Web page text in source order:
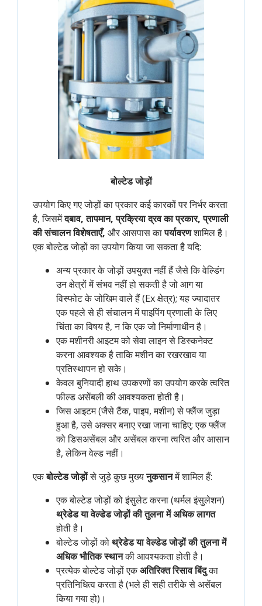
बोल्टेड जोड़ों
उपयोग किए गए जोड़ों का प्रकार कई कारकों पर निर्भर करता
है, जिसमेंदबाव, तापमान, प्रक्रिया द्रव का प्रकार, प्रणाली
की संचालन विशेषताएँ, और आसपास कापर्यावरणशामिल है।
एक बोल्टेड जोड़ों का उपयोग किया जा सकता है यदि:
अन्य प्रकार के जोड़ों उपयुक्त नहीं हैं जैसे कि वेल्डिंग
उन क्षेत्रों में संभव नहीं हो सकती है जो आग या
विस्फोट के जोखिम वाले हैं (Ex क्षेत्र); यह ज्यादातर
एक पहले से ही संचालन में पाइपिंग प्रणाली के लिए
चिंता का विषय है, न कि एक जो निर्माणाधीन है।
एक मशीनरी आइटम को सेवा लाइन से डिस्कनेक्ट
करना आवश्यक है ताकि मशीन का रखरखाव या
प्रतिस्थापन हो सके।
केवल बुनियादी हाथ उपकरणों का उपयोग करके त्वरित
फील्ड असेंबली की आवश्यकता होती है।
जिस आइटम (जैसे टैंक, पाइप, मशीन) से फ्लैंज जुड़ा
हुआ है, उसे अक्सर बनाए रखा जाना चाहिए; एक फ्लैंज
को डिसअसेंबल और असेंबल करना त्वरित और आसान
है, लेकिन वेल्ड नहीं।
एकबोल्टेड जोड़ोंसे जुड़े कुछ मुख्यनुकसानमें शामिल हैं:
एक बोल्टेड जोड़ों को इंसुलेट करना (थर्मल इंसुलेशन)
थ्रेडेड या वेल्डेड जोड़ों की तुलना में अधिक लागत
होती है।
बोल्टेड जोड़ों कोथ्रेडेड या वेल्डेड जोड़ों की तुलना में
अधिक भौतिक स्थानकी आवश्यकता होती है।
प्रत्येक बोल्टेड जोड़ों एकअतिरिक्त रिसाव बिंदुका
प्रतिनिधित्व करता है (भले ही सही तरीके से असेंबल
किया गया हो)।